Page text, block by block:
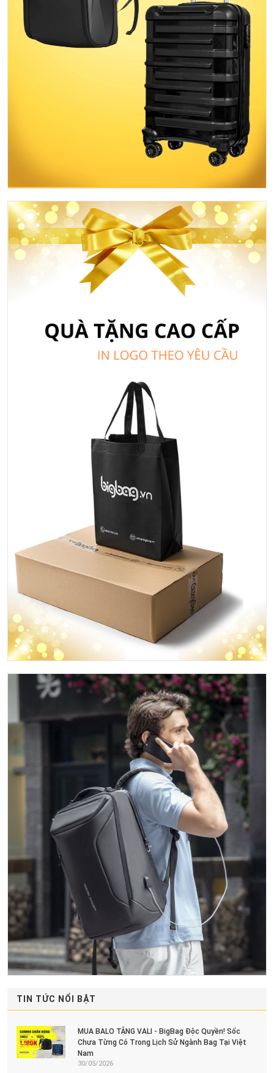
TIN TỨC NỔI BẬT
MUA BALO TẶNG VALI - BigBag Độc Quyền! Sốc
Chưa Từng Có Trong Lịch Sử Ngành Bag Tại Việt
Nam
30/05/2026